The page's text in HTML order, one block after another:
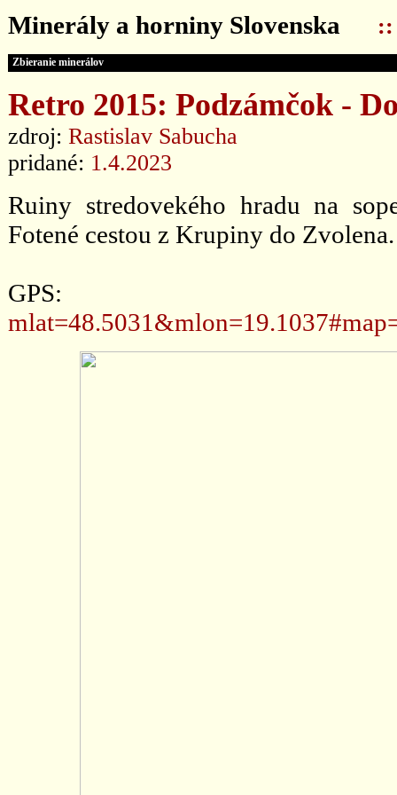
Minerály a horniny Slovenska ::
Zbieranie minerálov
Retro 2015: Podzámčok -
zdroj: Rastislav Sabucha
pridané: 1.4.2023
Ruiny stredovekého hradu na
Fotené cestou z Krupiny do Zvolena.